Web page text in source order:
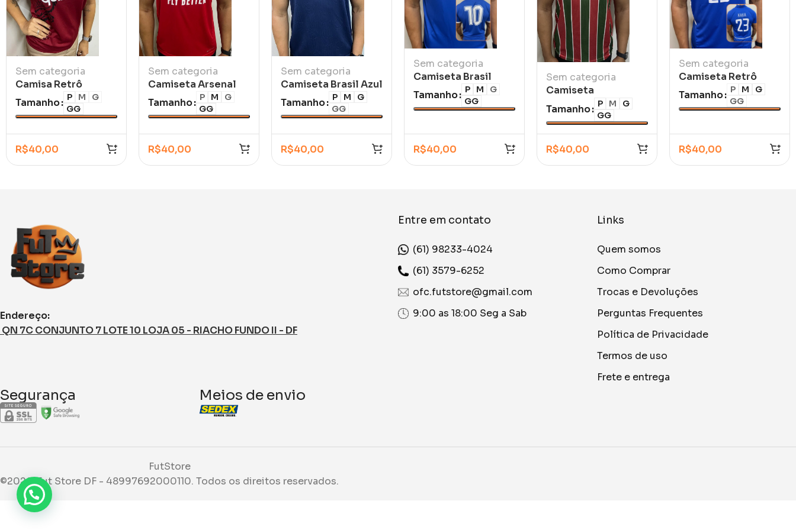
Sem categoria
Camisa Retrô
Corinthians III – São
Jorge 11/12 Feminina
Tamanho P M
G
GG
R$40,00
Sem categoria
Camiseta Arsenal
Trad I 2026/27
Tamanho P M
G
GG
R$40,00
Sem categoria
Camiseta Brasil Azul
Marinho Casual
Tamanho P M
G
GG
R$40,00
Sem categoria
Camiseta Brasil
Retrô Azul 1986
Tamanho P M
G
GG
R$40,00
Sem categoria
Camiseta
Fluminense Tricolor
2026/27
Tamanho P M
G
GG
R$40,00
Sem categoria
Camiseta Retrô
Brasil Azul Kaká
Tamanho P M
G
GG
R$40,00
Endereço:
QN 7C CONJUNTO 7 LOTE 10 LOJA 05 - RIACHO FUNDO II - DF
Entre em contato
(61) 98233-4024
(61) 3579-6252
ofc.futstore@gmail.com
9:00 as 18:00 Seg a Sab
Links
Quem somos
Como Comprar
Trocas e Devoluções
Perguntas Frequentes
Política de Privacidade
Termos de uso
Frete e entrega
Segurança Meios de envio
FutStore
©2026. Fut Store DF - 48997692000110. Todos os direitos reservados.